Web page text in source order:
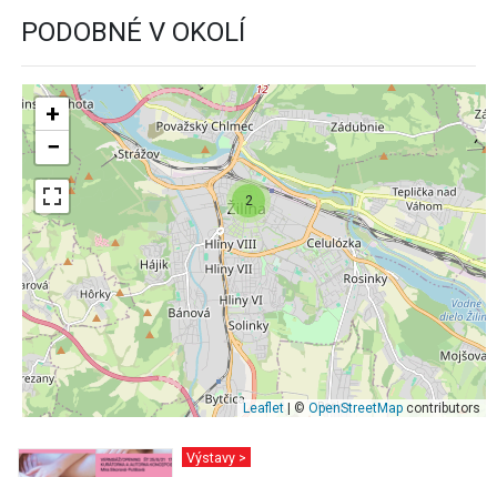
PODOBNÉ V OKOLÍ
2
+
−
Leaflet | © OpenStreetMap contributors
Výstavy >